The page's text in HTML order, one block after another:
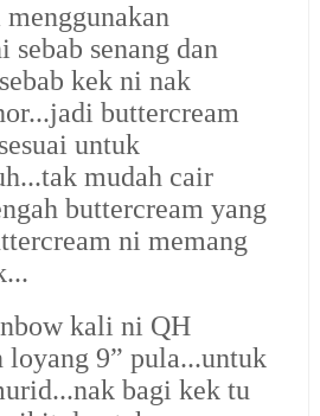
menggunakan
sebab senang dan
kek ni nak
buttercream
untuk
mudah cair
buttercream yang
ni memang
kali ni QH
loyang 9” pula...untuk
bagi kek tu